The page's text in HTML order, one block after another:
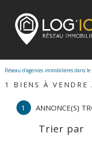
Réseau d'agences immobilières dans
1 BIENS À VENDRE
1 ANNONCE(S)
Trier par